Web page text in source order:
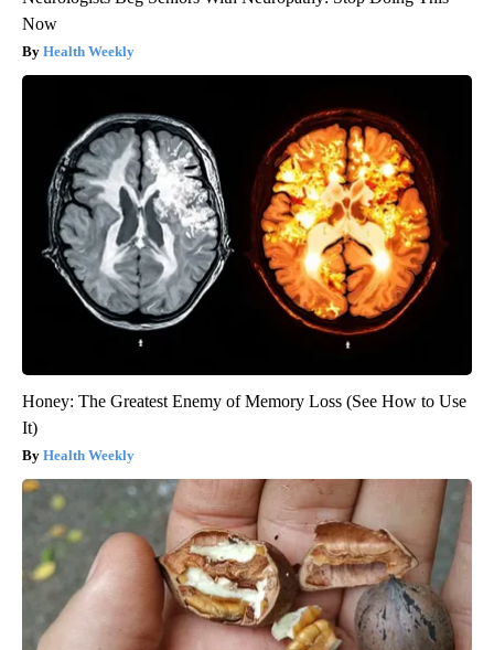
Now
Health Weekly
Honey: The Greatest Enemy of Memory Loss (See How to Use
It)
Health Weekly